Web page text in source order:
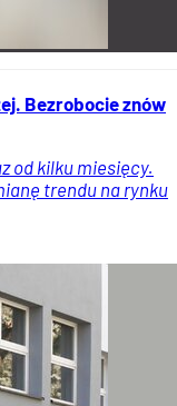
Bezrobocie znów
od kilku miesięcy.
trendu na rynku